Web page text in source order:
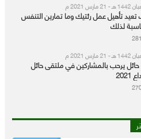
تأهيل عمل رئتيك وما تمارين التنفس
لذلك
281
حائل يرحب بالمشاركين في ملتقى حائل